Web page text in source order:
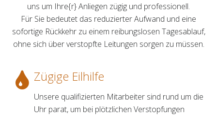
uns um Ihre{r} Anliegen zügig und professionell.
Für Sie bedeutet das reduzierter Aufwand und eine
sofortige Rückkehr zu einem reibungslosen Tagesablauf,
ohne sich über verstopfte Leitungen sorgen zu müssen.
Zügige Eilhilfe
Unsere qualifizierten Mitarbeiter sind rund um die
Uhr parat, um bei plötzlichen Verstopfungen